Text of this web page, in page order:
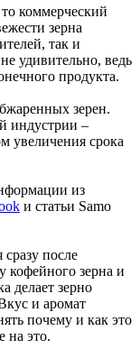
коммерческий
зерна
так и
удивительно, ведь
продукта.
зерен.
индустрии –
увеличения срока
из
и статьи Samo
сразу после
кофейного зерна и
делает зерно
и аромат
почему и как это
на это.